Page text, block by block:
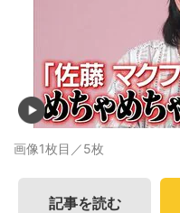
画像1枚目／5枚
記事を読む